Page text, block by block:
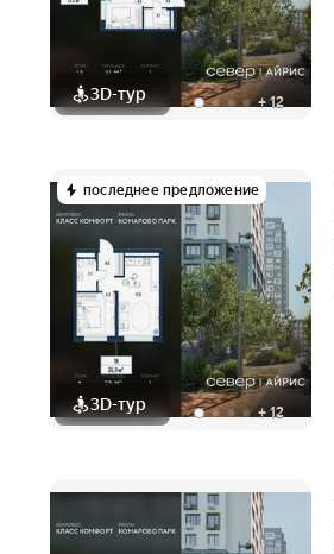
3D-тур + 12
последнее предложение
3D-тур + 12